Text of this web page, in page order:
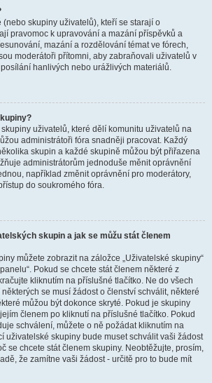
(nebo skupiny uživatelů), kteří se starají o
pravomoc k upravování a mazání příspěvků a
mazání a rozdělování témat ve fórech,
moderátoři přítomni, aby zabraňovali uživatelů v
hanlivých nebo urážlivých materiálů.
uživatelů, které dělí komunitu uživatelů na
administrátoři fóra snadněji pracovat. Každý
skupin a každé skupině můžou být přiřazena
administrátorům jednoduše měnit oprávnění
například změnit oprávnění pro moderátory,
do soukromého fóra.
skupin a jak se můžu stát členem
můžete zobrazit na záložce „Uživatelské skupiny“
Pokud se chcete stát členem některé z
kliknutím na příslušné tlačítko. Ne do všech
se musí žádost o členství schválit, některé
můžou být dokonce skryté. Pokud je skupiny
členem po kliknutí na příslušné tlačítko. Pokud
schválení, můžete o ně požádat kliknutím na
uživatelské skupiny bude muset schválit vaši žádost
se chcete stát členem skupiny. Neobtěžujte, prosím,
že zamítne vaši žádost - určitě pro to bude mít